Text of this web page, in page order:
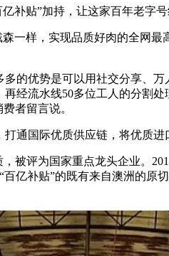
补贴”加持，让这家百年老字
一样，实现品质好肉的全网
的优势是可以用社交分享、
经流水线50多位工人的分割
者留言说。
通国际优质供应链，将优质进
被评为国家重点龙头企业。
亿补贴”的既有来自澳洲的原